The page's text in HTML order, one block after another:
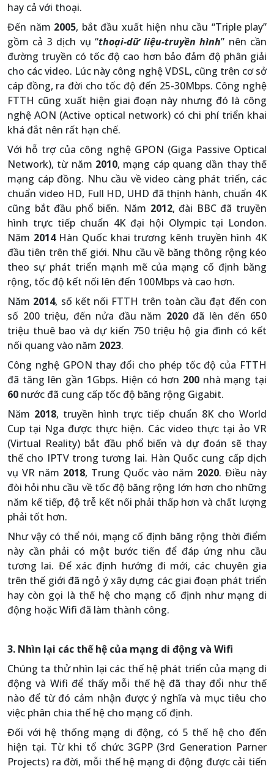
hay cả với thoại.
Đến năm 2005, bắt đầu xuất hiện nhu cầu “Triple play”
gồm cả 3 dịch vụ “thoại-dữ liệu-truyền hình” nên cần
đường truyền có tốc độ cao hơn bảo đảm độ phân giải
cho các video. Lúc này công nghệ VDSL, cũng trên cơ sở
cáp đồng, ra đời cho tốc độ đến 25-30Mbps. Công nghệ
FTTH cũng xuất hiện giai đoạn này nhưng đó là công
nghệ AON (Active optical network) có chi phí triển khai
khá đắt nên rất hạn chế.
Với hỗ trợ của công nghệ GPON (Giga Passive Optical
Network), từ năm 2010, mạng cáp quang dần thay thế
mạng cáp đồng. Nhu cầu về video càng phát triển, các
chuẩn video HD, Full HD, UHD đã thịnh hành, chuẩn 4K
cũng bắt đầu phổ biến. Năm 2012, đài BBC đã truyền
hình trực tiếp chuẩn 4K đại hội Olympic tại London.
Năm 2014 Hàn Quốc khai trương kênh truyền hình 4K
đầu tiên trên thế giới. Nhu cầu về băng thông rộng kéo
theo sự phát triển mạnh mẽ của mạng cố định băng
rộng, tốc độ kết nối lên đến 100Mbps và cao hơn.
Năm 2014, số kết nối FTTH trên toàn cầu đạt đến con
số 200 triệu, đến nửa đầu năm 2020đã lên đến 650
triệu thuê bao và dự kiến 750 triệu hộ gia đình có kết
nối quang vào năm 2023.
Công nghệ GPON thay đổi cho phép tốc độ của FTTH
đã tăng lên gần 1Gbps. Hiện có hơn 200 nhà mạng tại
60 nước đã cung cấp tốc độ băng rộng Gigabit.
Năm 2018, truyền hình trực tiếp chuẩn 8K cho World
Cup tại Nga được thực hiện. Các video thực tại ảo VR
(Virtual Reality) bắt đầu phổ biến và dự đoán sẽ thay
thế cho IPTV trong tương lai. Hàn Quốc cung cấp dịch
vụ VR năm 2018, Trung Quốc vào năm 2020. Điều này
đòi hỏi nhu cầu về tốc độ băng rộng lớn hơn cho những
năm kế tiếp, độ trễ kết nối phải thấp hơn và chất lượng
phải tốt hơn.
Như vậy có thể nói, mạng cố định băng rộng thời điểm
này cần phải có một bước tiến để đáp ứng nhu cầu
tương lai. Để xác định hướng đi mới, các chuyên gia
trên thế giới đã ngỏ ý xây dựng các giai đoạn phát triển
hay còn gọi là thế hệ cho mạng cố định như mạng di
động hoặc Wifi đã làm thành công.
3. Nhìn lại các thế hệ của mạng di động và Wifi
Chúng ta thử nhìn lại các thế hệ phát triển của mạng di
động và Wifi để thấy mỗi thế hệ đã thay đổi như thế
nào để từ đó cảm nhận được ý nghĩa và mục tiêu cho
việc phân chia thế hệ cho mạng cố định.
Đối với hệ thống mạng di động, có 5 thế hệ cho đến
hiện tại. Từ khi tổ chức 3GPP (3rd Generation Parner
Projects) ra đời, mỗi thế hệ mạng di động được cải tiến